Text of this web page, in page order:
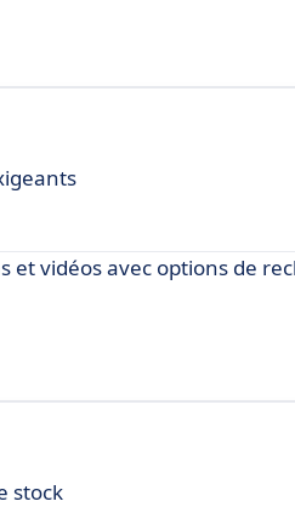
vidéos avec options de
stock